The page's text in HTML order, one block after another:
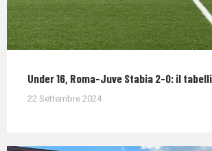
Under 16, Roma-Juve Stabia 2-0: il
22 Settembre 2024